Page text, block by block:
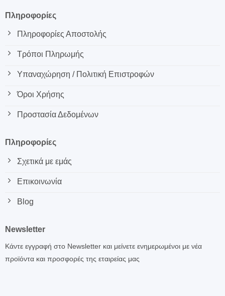
Πληροφορίες
Πληροφορίες Αποστολής
Τρόποι Πληρωμής
Υπαναχώρηση / Πολιτική Επιστροφών
Όροι Χρήσης
Προστασία Δεδομένων
Πληροφορίες
Σχετικά με εμάς
Επικοινωνία
Blog
Newsletter
Κάντε εγγραφή στο Newsletter και μείνετε ενημερωμένοι με νέα
προϊόντα και προσφορές της εταιρείας μας